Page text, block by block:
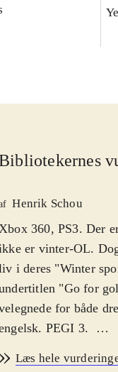
Henrik Schou
360, PS3. Der
er vinter-OL.
i deres "Winter
"Go for
for både
PEGI 3.
er kendte OL
Læs hele